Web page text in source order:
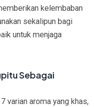
kelembaban
sekalipun bagi
untuk menjaga
Sebagai
varian aroma yang khas,